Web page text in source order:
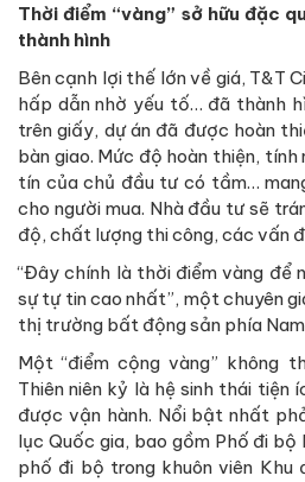
Thời điểm “vàng” sở hữu đặc
thành hình
Bên cạnh lợi thế lớn về giá, T&T
hấp dẫn nhờ yếu tố… đã thành
trên giấy, dự án đã được hoàn
bàn giao. Mức độ hoàn thiện,
tín của chủ đầu tư có tầm…
cho người mua. Nhà đầu tư sẽ
độ, chất lượng thi công, các vấn
“Đây chính là thời điểm vàng để
sự tự tin cao nhất”, một chuyên
thị trường bất động sản phía Nam
Một “điểm cộng vàng” không
Thiên niên kỷ là hệ sinh thái tiện
được vận hành. Nổi bật nhất
lục Quốc gia, bao gồm Phố đi bộ
phố đi bộ trong khuôn viên